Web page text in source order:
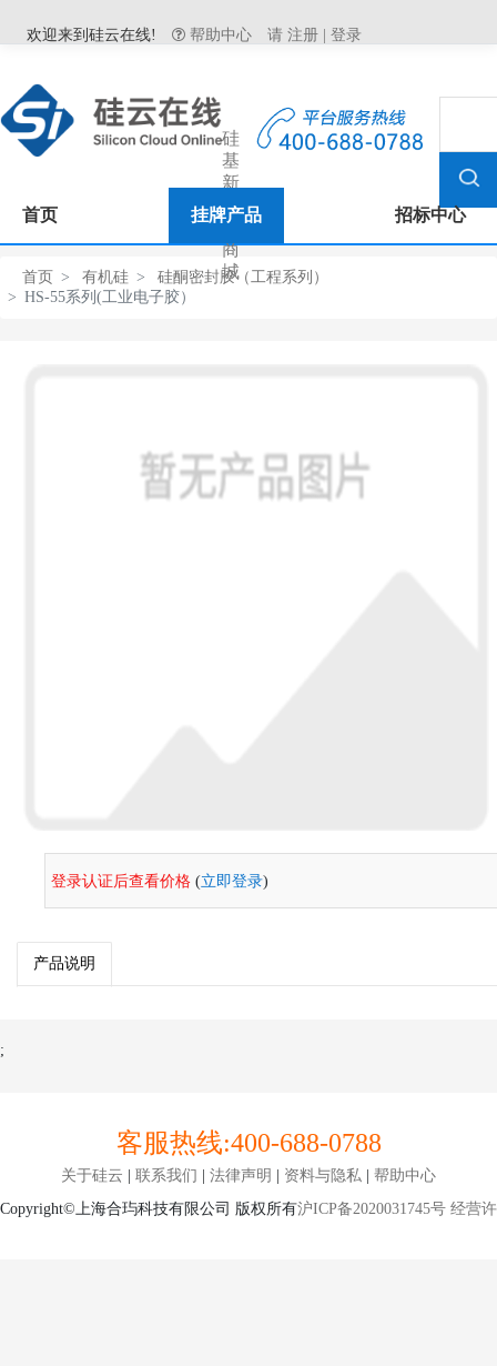
欢迎来到硅云在线! 帮助中心 请 注册 登录
硅
基
新
材
料
商
城
首页 挂牌产品 招标中心
首页 有机硅
硅酮密封胶（工程系列）
HS-55系列(工业电子胶）
登录认证后查看价格 (立即登录)
产品说明
;
客服热线:400-688-0788
关于硅云 | 联系我们 | 法律声明 | 资料与隐私 | 帮助中心
Copyright©上海合玙科技有限公司 版权所有沪ICP备2020031745号 经营